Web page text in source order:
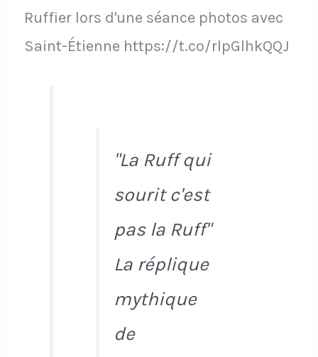
Ruffier lors d'une séance photos avec
Saint-Étienne https://t.co/rlpGlhkQQJ
"La Ruff qui
sourit c'est
pas la Ruff"
La réplique
mythique
de